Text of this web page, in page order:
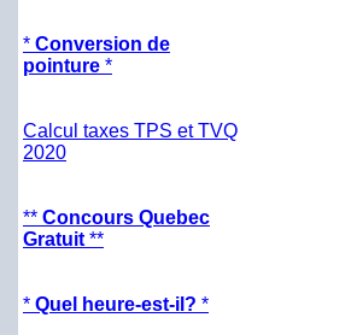
* Conversion de
pointure *
Calcul taxes TPS et TVQ
2020
** Concours Quebec
Gratuit **
* Quel heure-est-il? *